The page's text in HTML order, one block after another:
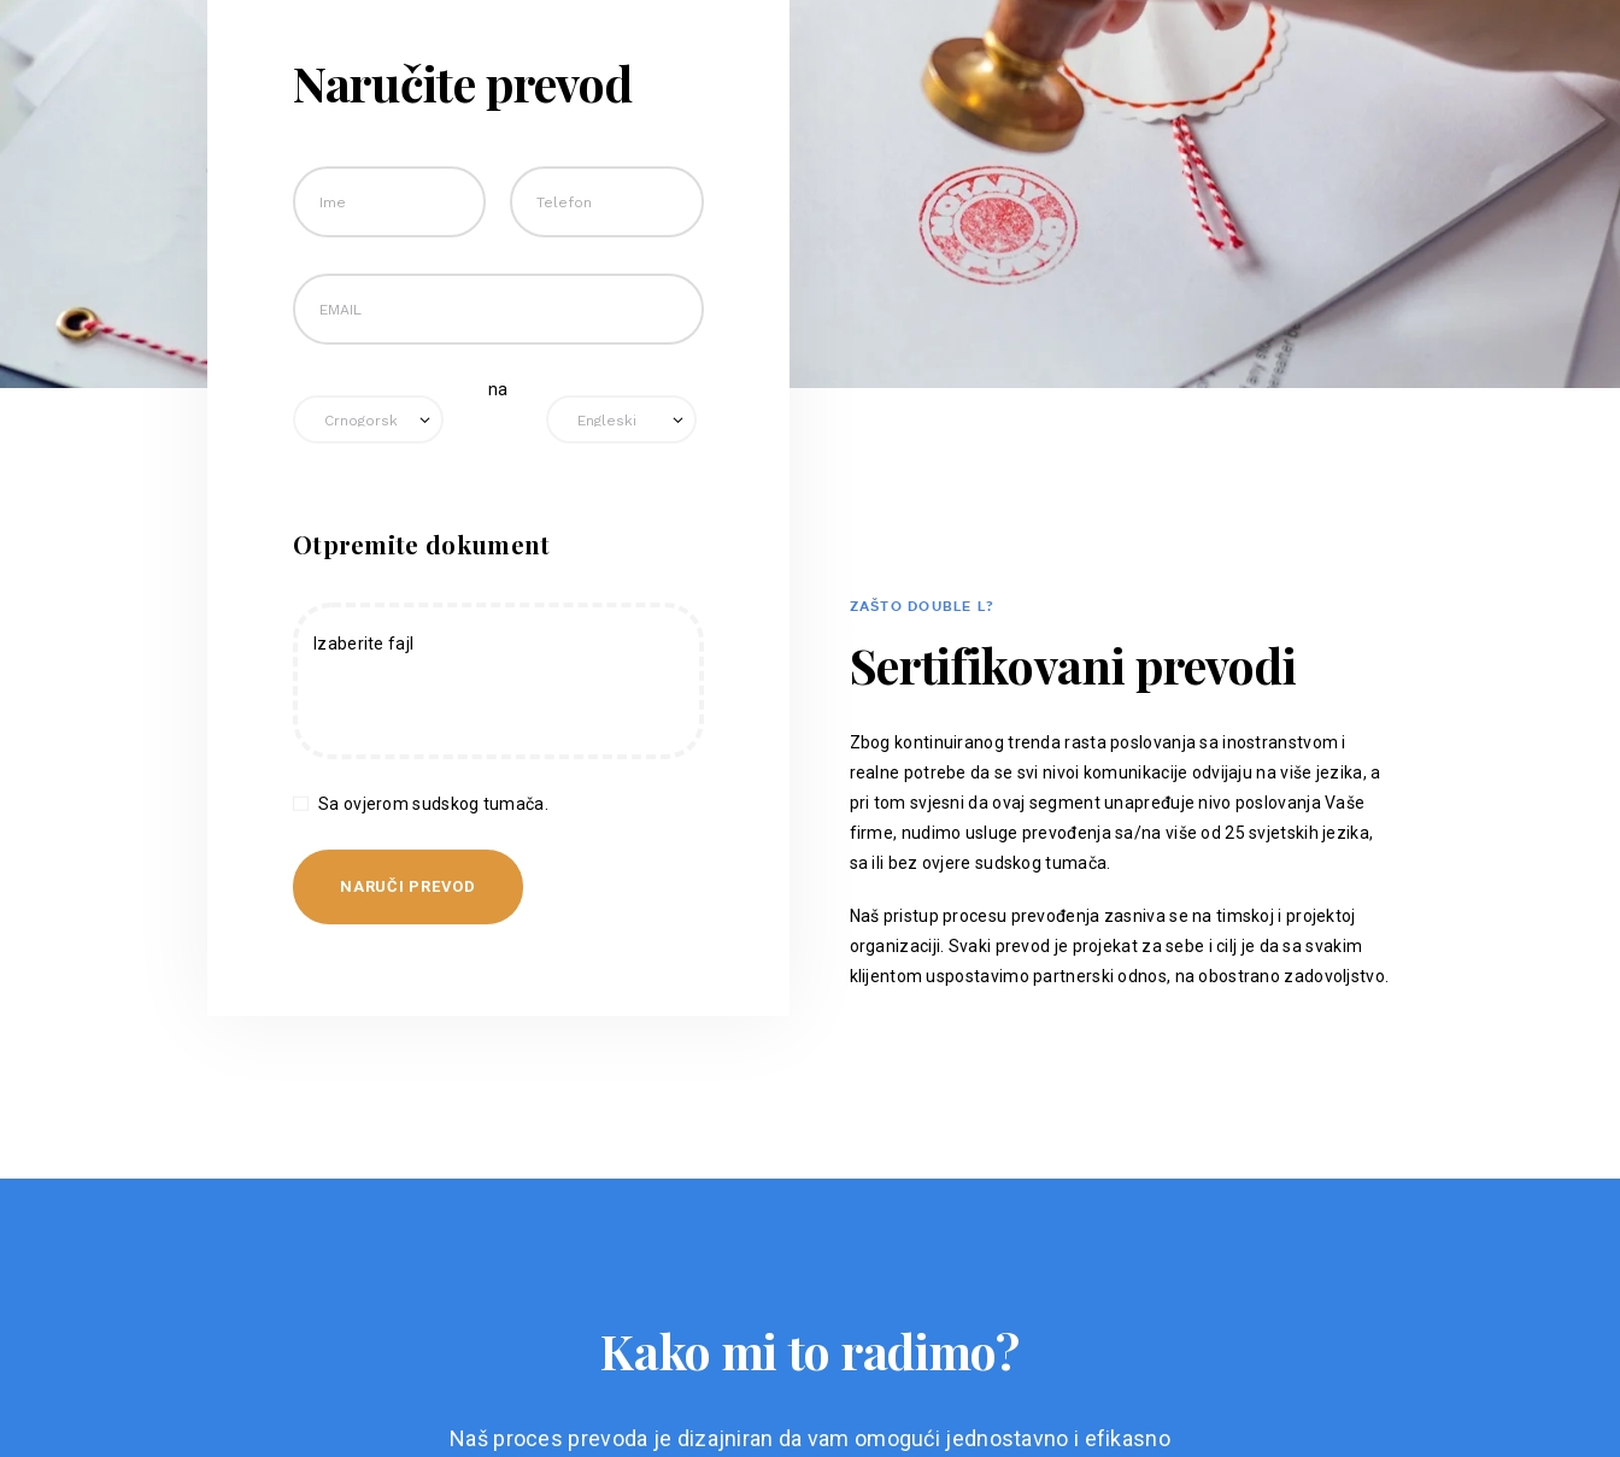
Naručite prevod
na
Otpremite dokument
Izaberite fajl
Sa ovjerom sudskog tumača.
ZAŠTO DOUBLE L?
Sertifikovani prevodi
Zbog kontinuiranog trenda rasta poslovanja sa inostranstvom i
realne potrebe da se svi nivoi komunikacije odvijaju na više jezika, a
pri tom svjesni da ovaj segment unapređuje nivo poslovanja Vaše
firme, nudimo usluge prevođenja sa/na više od 25 svjetskih jezika,
sa ili bez ovjere sudskog tumača.
Naš pristup procesu prevođenja zasniva se na timskoj i projektoj
organizaciji. Svaki prevod je projekat za sebe i cilj je da sa svakim
klijentom uspostavimo partnerski odnos, na obostrano zadovoljstvo.
Kako mi to radimo?
Naš proces prevoda je dizajniran da vam omogući jednostavno i efikasno